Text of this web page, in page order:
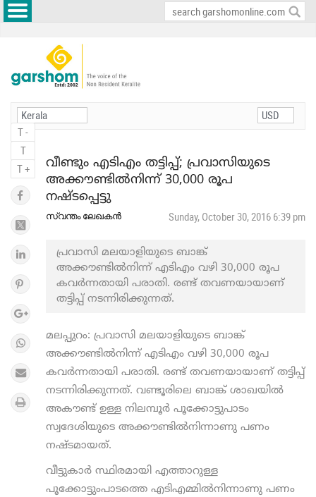
T -
T
T +
വീണ്ടും എടിഎം തട്ടിപ്പ്; പ്രവാസിയുടെ
അക്കൗണ്ടില്‍നിന്ന് 30,000 രൂപ
നഷ്ടപ്പെട്ടു
സ്വന്തം ലേഖകൻ Sunday, October 30, 2016 6:39 pm
പ്രവാസി മലയാളിയുടെ ബാങ്ക്
അക്കൗണ്ടില്‍നിന്ന് എടിഎം വഴി 30,000 രൂപ
കവര്‍ന്നതായി പരാതി. രണ്ട് തവണയായാണ്
തട്ടിപ്പ് നടന്നിരിക്കുന്നത്.
മലപ്പുറം: പ്രവാസി മലയാളിയുടെ ബാങ്ക്
അക്കൗണ്ടില്‍നിന്ന് എടിഎം വഴി 30,000 രൂപ
കവര്‍ന്നതായി പരാതി. രണ്ട് തവണയായാണ് തട്ടിപ്പ്
നടന്നിരിക്കുന്നത്. വണ്ടൂരിലെ ബാങ്ക് ശാഖയിൽ
അകൗണ്ട് ഉള്ള നിലമ്പൂര്‍ പൂക്കോട്ടുപാടം
സ്വദേശിയുടെ അക്കൗണ്ടില്‍നിന്നാണു പണം
നഷ്ടമായത്.
വീട്ടുകാര്‍ സ്ഥിരമായി എത്താറുള്ള
പൂക്കോട്ടുംപാടത്തെ എടിഎമ്മില്‍നിന്നാണു പണം